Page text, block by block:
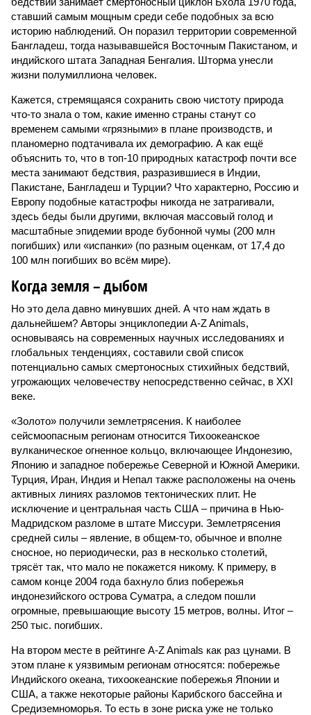
ставший самым мощным среди себе подобных за всю
историю наблюдений. Он поразил территории современной
Бангладеш, тогда называвшейся Восточным Пакистаном, и
индийского штата Западная Бенгалия. Шторма унесли
жизни полумиллиона человек.
Кажется, стремящаяся сохранить свою чистоту природа
что-то знала о том, какие именно страны станут со
временем самыми «грязными» в плане производств, и
планомерно подтачивала их демографию. А как ещё
объяснить то, что в топ-10 природных катастроф почти все
места занимают бедствия, разразившиеся в Индии,
Пакистане, Бангладеш и Турции? Что характерно, Россию и
Европу подобные катастрофы никогда не затрагивали,
здесь беды были другими, включая массовый голод и
масштабные эпидемии вроде бубонной чумы (200 млн
погибших) или «испанки» (по разным оценкам, от 17,4 до
100 млн погибших во всём мире).
Когда земля – дыбом
Но это дела давно минувших дней. А что нам ждать в
дальнейшем? Авторы энциклопедии A-Z Animals,
основываясь на современных научных исследованиях и
глобальных тенденциях, составили свой список
потенциально самых смертоносных стихийных бедствий,
угрожающих человечеству непосредственно сейчас, в XXI
веке.
«Золото» получили землетрясения. К наиболее
сейсмоопасным регионам относится Тихоокеанское
вулканическое огненное кольцо, включающее Индонезию,
Японию и западное побережье Северной и Южной Америки.
Турция, Иран, Индия и Непал также расположены на очень
активных линиях разломов тектонических плит. Не
исключение и центральная часть США – причина в Нью-
Мадридском разломе в штате Миссури. Землетрясения
средней силы – явление, в общем-то, обычное и вполне
сносное, но периодически, раз в несколько столетий,
трясёт так, что мало не покажется никому. К примеру, в
самом конце 2004 года бахнуло близ побережья
индонезийского острова Суматра, а следом пошли
огромные, превышающие высоту 15 метров, волны. Итог –
250 тыс. погибших.
На втором месте в рейтинге A-Z Animals как раз цунами. В
этом плане к уязвимым регионам относятся: побережье
Индийского океана, тихо­океанские побережья Японии и
США, а также некоторые районы Карибского бассейна и
Средиземноморья. То есть в зоне риска уже не только